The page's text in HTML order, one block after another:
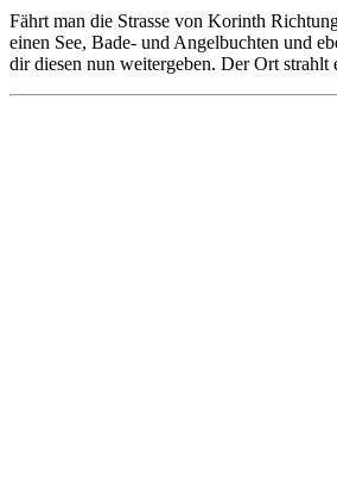
Fährt man die Strasse von Korinth
einen See, Bade- und Angelbuchten und
dir diesen nun weitergeben. Der Ort